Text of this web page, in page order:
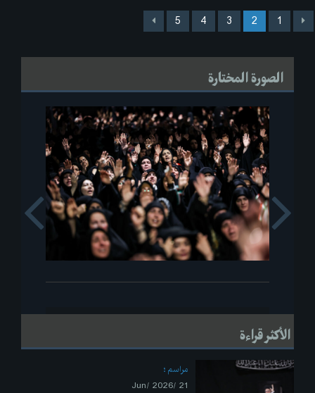
1
2
3
4
5
الصورة المختارة
Next
الأكثر قراءة
مراسم
21 /Jun/ 2026